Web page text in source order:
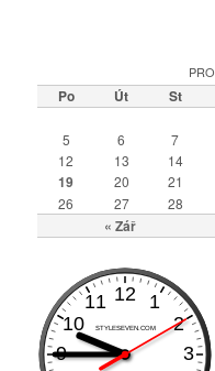
Po Út St
« Zář
5
6 7
12
13 14
19 20 21
26
27 28